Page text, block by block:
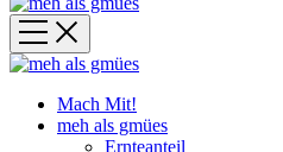
Mach Mit!
meh als gmües
Ernteanteil